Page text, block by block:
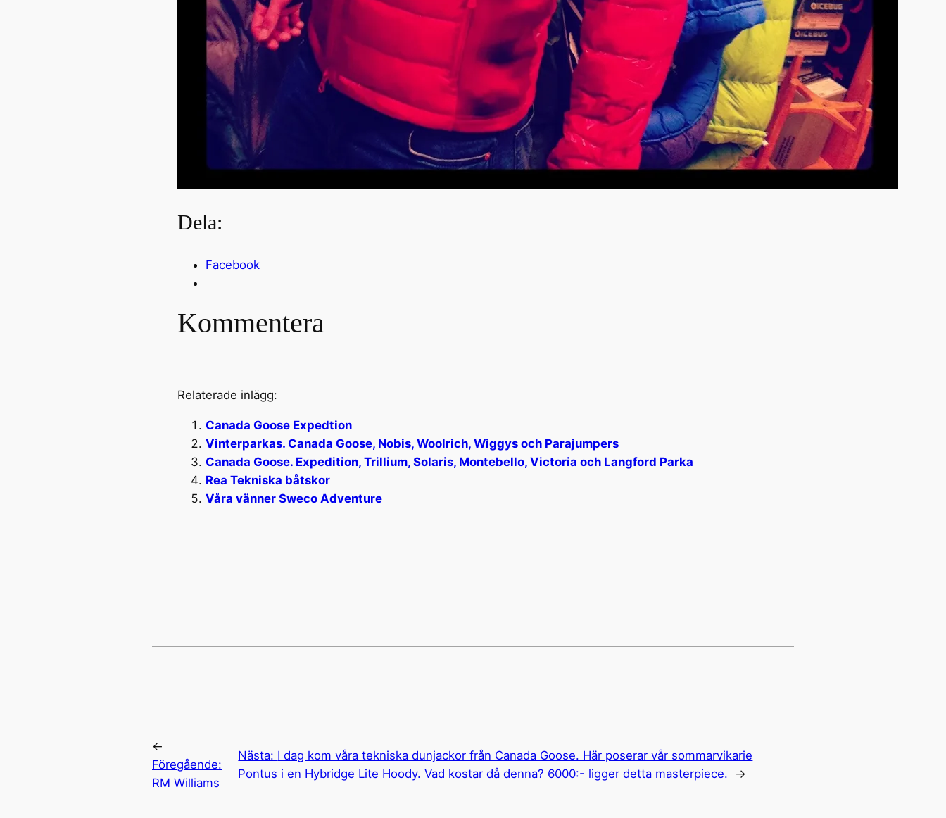
Dela:
Facebook
Kommentera
Relaterade inlägg:
Canada Goose Expedtion
Vinterparkas. Canada Goose, Nobis, Woolrich, Wiggys och Parajumpers
Canada Goose. Expedition, Trillium, Solaris, Montebello, Victoria och Langford Parka
Rea Tekniska båtskor
Våra vänner Sweco Adventure
←
Föregående:
RM Williams
Nästa: I dag kom våra tekniska dunjackor från Canada Goose. Här poserar vår sommarvikarie
Pontus i en Hybridge Lite Hoody. Vad kostar då denna? 6000:- ligger detta masterpiece.
→